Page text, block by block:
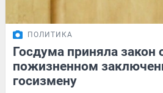
ПОЛИТИКА
Госдума приняла закон
пожизненном
госизмену